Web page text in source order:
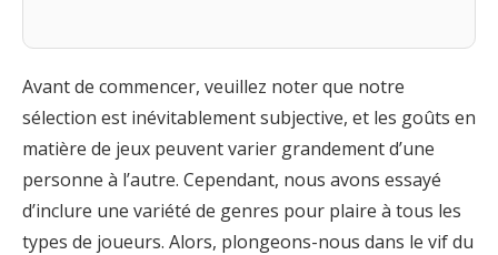
Avant de commencer, veuillez noter que notre
sélection est inévitablement subjective, et les goûts en
matière de jeux peuvent varier grandement d’une
personne à l’autre. Cependant, nous avons essayé
d’inclure une variété de genres pour plaire à tous les
types de joueurs. Alors, plongeons-nous dans le vif du